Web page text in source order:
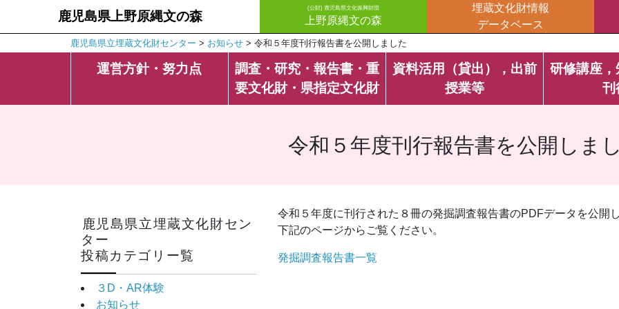
鹿児島県上野原縄文の森
(公財) 鹿児島県文化振興財団
上野原縄文の森
埋蔵文化財情報
データベース
鹿児島県立埋蔵文化財センター > お知らせ > 令和５年度刊行報告書を公開しました
運営方針・努力点
調査・研究・報告書・重
要文化財・県指定文化財
資料活用（貸出），出前
授業等
研修講座
刊
令和５年度刊行報告書を公開しま
鹿児島県立埋蔵文化財セン
ター
投稿カテゴリー覧
３D・AR体験
お知らせ
令和５年度に刊行された８冊の発掘調査報告書のPDFデータを公開
下記のページからご覧ください。
発掘調査報告書一覧